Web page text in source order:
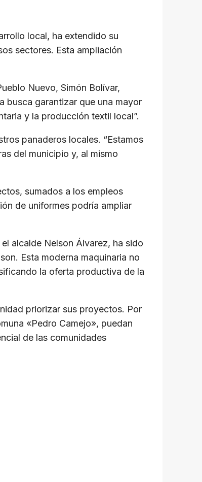
local, ha extendido su
sectores. Esta ampliación
Nuevo, Simón Bolívar,
busca garantizar que una mayor
y la producción textil local”.
panaderos locales. “Estamos
del municipio y, al mismo
sumados a los empleos
de uniformes podría ampliar
alcalde Nelson Álvarez, ha sido
Esta moderna maquinaria no
la oferta productiva de la
priorizar sus proyectos. Por
«Pedro Camejo», puedan
de las comunidades